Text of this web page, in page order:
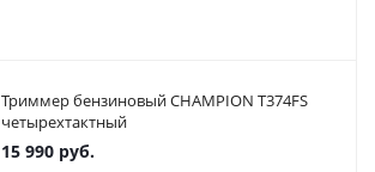
Триммер бензиновый CHAMPION T374FS
четырехтактный
15 990 руб.